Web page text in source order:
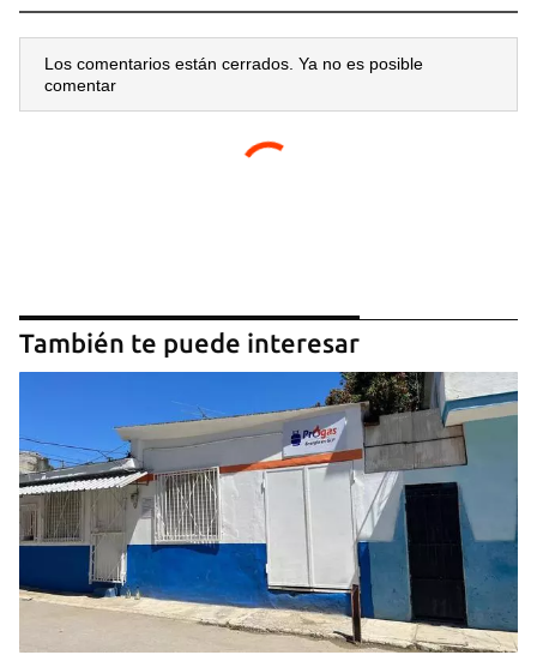
Los comentarios están cerrados. Ya no es posible
comentar
También te puede interesar